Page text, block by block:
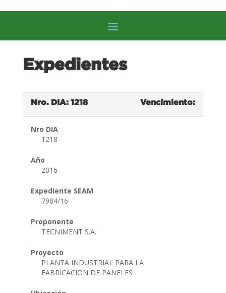
Expedientes
Nro. DIA: 1218 Vencimiento:
Nro DIA
1218
Año
2016
Expediente SEAM
7984/16
Proponente
TECNIMENT S.A.
Proyecto
PLANTA INDUSTRIAL PARA LA
FABRICACION DE PANELES